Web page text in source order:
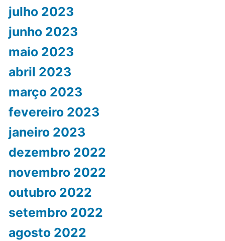
julho 2023
junho 2023
maio 2023
abril 2023
março 2023
fevereiro 2023
janeiro 2023
dezembro 2022
novembro 2022
outubro 2022
setembro 2022
agosto 2022